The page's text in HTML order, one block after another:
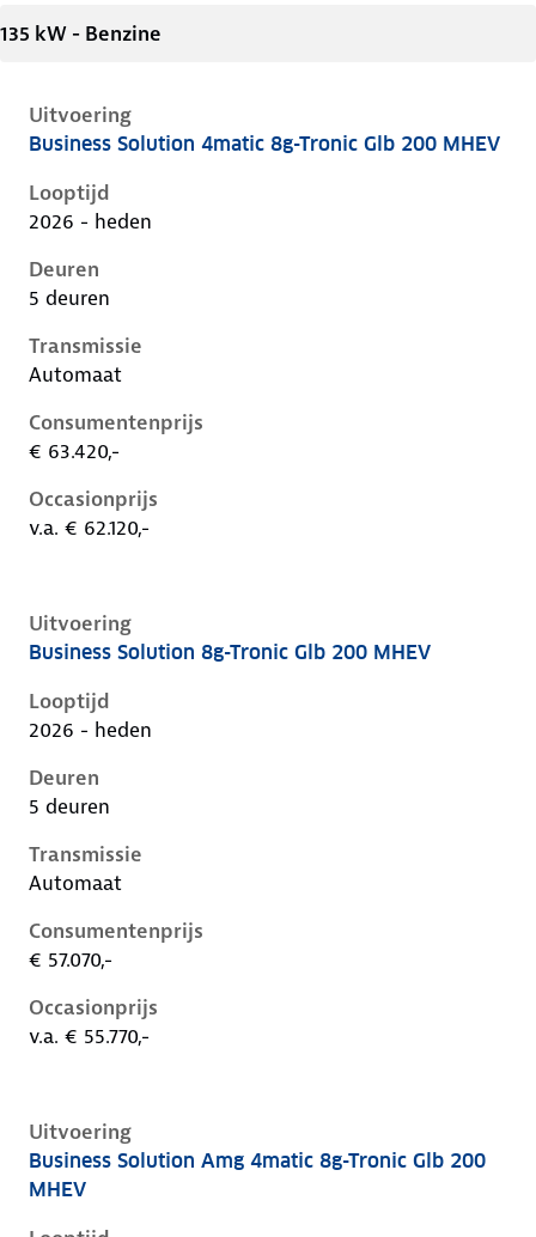
135 kW - Benzine
Uitvoering
Mercedes Glb-Klasse ii-x248, glb 200 mhev, 135 kW,
Business Solution 4matic 8g-Tronic Glb 200 MHEV
Looptijd
2026 - heden
Deuren
5 deuren
Transmissie
Automaat
Consumentenprijs
€ 63.420,-
Occasionprijs
v.a. € 62.120,-
Uitvoering
Mercedes Glb-Klasse ii-x248, glb 200 mhev, 135 kW,
Business Solution 8g-Tronic Glb 200 MHEV
Looptijd
2026 - heden
Deuren
5 deuren
Transmissie
Automaat
Consumentenprijs
€ 57.070,-
Occasionprijs
v.a. € 55.770,-
Uitvoering
Mercedes Glb-Klasse ii-x248, glb 200 mhev, 135 kW,
Business Solution Amg 4matic 8g-Tronic Glb 200
MHEV